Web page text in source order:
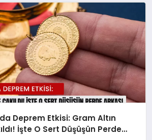
Deprem Etkisi: Gram Altın
İşte O Sert Düşüşün Perde